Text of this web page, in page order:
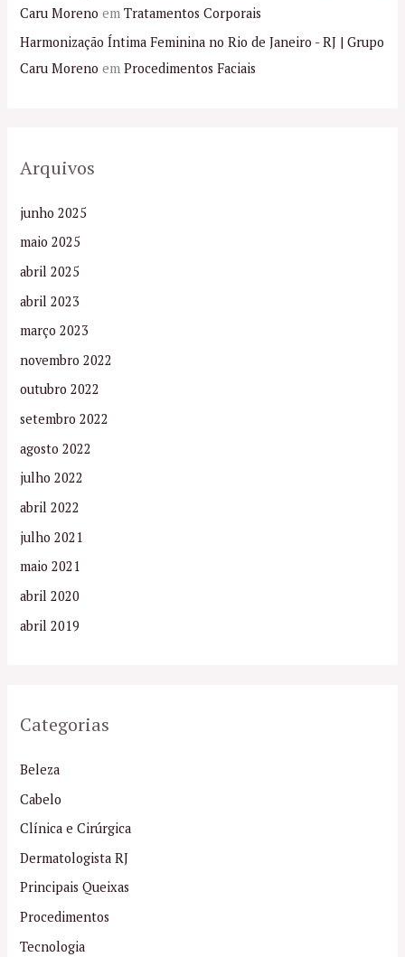
Caru Moreno emTratamentos Corporais
Harmonização Íntima Feminina no Rio de Janeiro - RJ | Grupo
Caru Moreno emProcedimentos Faciais
Arquivos
junho 2025
maio 2025
abril 2025
abril 2023
março 2023
novembro 2022
outubro 2022
setembro 2022
agosto 2022
julho 2022
abril 2022
julho 2021
maio 2021
abril 2020
abril 2019
Categorias
Beleza
Cabelo
Clínica e Cirúrgica
Dermatologista RJ
Principais Queixas
Procedimentos
Tecnologia